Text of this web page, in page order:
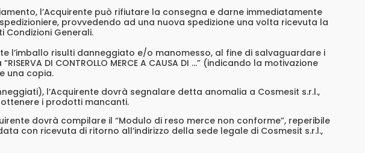
l’Acquirente può rifiutare la consegna e darne immediatamente
provvedendo ad una nuova spedizione una volta ricevuta la
Generali.
l’imballo risulti danneggiato e/o manomesso, al fine di salvaguardare i
DI CONTROLLO MERCE A CAUSA DI …” (indicando la motivazione
una copia.
l’Acquirente dovrà segnalare detta anomalia a Cosmesit s.r.l.,
i prodotti mancanti.
dovrà compilare il “Modulo di reso merce non conforme”, reperibile
con ricevuta di ritorno all’indirizzo della sede legale di Cosmesit s.r.l.,